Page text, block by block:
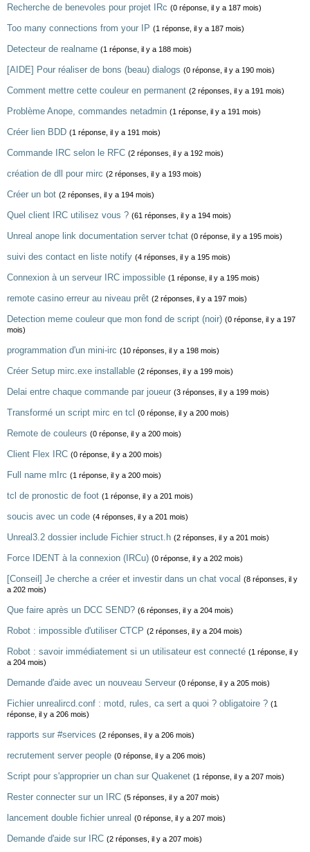
Recherche de benevoles pour projet IRc (0 réponse, il y a 187 mois)
Too many connections from your IP (1 réponse, il y a 187 mois)
Detecteur de realname (1 réponse, il y a 188 mois)
[AIDE] Pour réaliser de bons (beau) dialogs (0 réponse, il y a 190 mois)
Comment mettre cette couleur en permanent (2 réponses, il y a 191 mois)
Problème Anope, commandes netadmin (1 réponse, il y a 191 mois)
Créer lien BDD (1 réponse, il y a 191 mois)
Commande IRC selon le RFC (2 réponses, il y a 192 mois)
création de dll pour mirc (2 réponses, il y a 193 mois)
Créer un bot (2 réponses, il y a 194 mois)
Quel client IRC utilisez vous ? (61 réponses, il y a 194 mois)
Unreal anope link documentation server tchat (0 réponse, il y a 195 mois)
suivi des contact en liste notify (4 réponses, il y a 195 mois)
Connexion à un serveur IRC impossible (1 réponse, il y a 195 mois)
remote casino erreur au niveau prêt (2 réponses, il y a 197 mois)
Detection meme couleur que mon fond de script (noir) (0 réponse, il y a 197
mois)
programmation d'un mini-irc (10 réponses, il y a 198 mois)
Créer Setup mirc.exe installable (2 réponses, il y a 199 mois)
Delai entre chaque commande par joueur (3 réponses, il y a 199 mois)
Transformé un script mirc en tcl (0 réponse, il y a 200 mois)
Remote de couleurs (0 réponse, il y a 200 mois)
Client Flex IRC (0 réponse, il y a 200 mois)
Full name mIrc (1 réponse, il y a 200 mois)
tcl de pronostic de foot (1 réponse, il y a 201 mois)
soucis avec un code (4 réponses, il y a 201 mois)
Unreal3.2 dossier include Fichier struct.h (2 réponses, il y a 201 mois)
Force IDENT à la connexion (IRCu) (0 réponse, il y a 202 mois)
[Conseil] Je cherche a créer et investir dans un chat vocal (8 réponses, il y
a 202 mois)
Que faire après un DCC SEND? (6 réponses, il y a 204 mois)
Robot : impossible d'utiliser CTCP (2 réponses, il y a 204 mois)
Robot : savoir immédiatement si un utilisateur est connecté (1 réponse, il y
a 204 mois)
Demande d'aide avec un nouveau Serveur (0 réponse, il y a 205 mois)
Fichier unrealircd.conf : motd, rules, ca sert a quoi ? obligatoire ? (1
réponse, il y a 206 mois)
rapports sur #services (2 réponses, il y a 206 mois)
recrutement server people (0 réponse, il y a 206 mois)
Script pour s'approprier un chan sur Quakenet (1 réponse, il y a 207 mois)
Rester connecter sur un IRC (5 réponses, il y a 207 mois)
lancement double fichier unreal (0 réponse, il y a 207 mois)
Demande d'aide sur IRC (2 réponses, il y a 207 mois)